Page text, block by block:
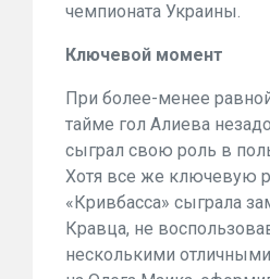
чемпионата Украины.
Ключевой момент
При более-менее
тайме гол Алиева
сыграл свою роль в
Хотя все же ключевую
«Кривбасса» сыграла
Кравца, не
несколькими